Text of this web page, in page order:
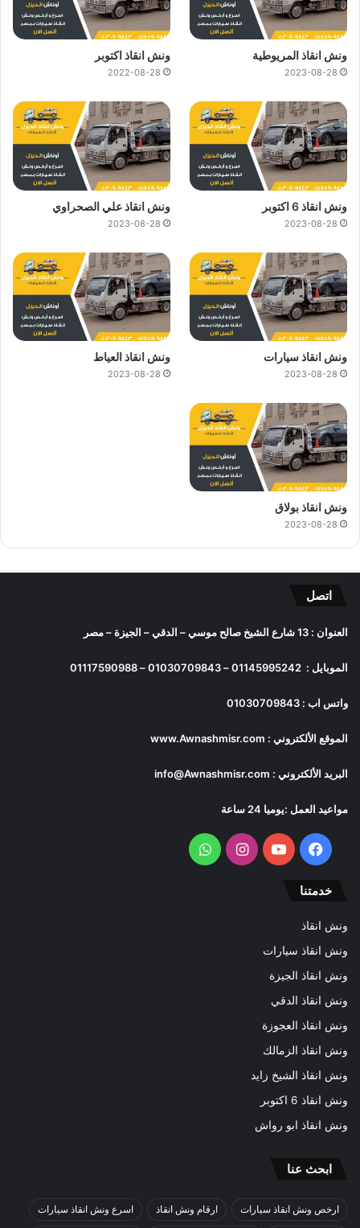
ونش انقاذ المريوطية
2023-08-28
ونش انقاذ اكتوبر
2022-08-28
ونش انقاذ 6 اكتوبر
2023-08-28
ونش انقاذ علي الصحراوي
2023-08-28
ونش انقاذ سيارات
2023-08-28
ونش انقاذ العياط
2023-08-28
ونش انقاذ بولاق
2023-08-28
اتصل
العنوان : 13 شارع الشيخ صالح موسي – الدقي – الجيزة – مصر
الموبايل : 01145995242
–
01030709843
–
01117590988
واتس اب : 01030709843
الموقع الألكتروني : www.Awnashmisr.com
البريد الألكتروني : info@Awnashmisr.com
مواعيد العمل :يوميا 24 ساعة
فيسبوكيوتيوب انستقرامواتساب
خدمتنا
ونش انقاذ
ونش انقاذ سيارات
ونش انقاذ الجيزة
ونش انقاذ الدقي
ونش انقاذ العجوزة
ونش انقاذ الزمالك
ونش انقاذ الشيخ زايد
ونش انقاذ 6 اكتوبر
ونش انقاذ ابو رواش
ابحث عنا
ارخص ونش انقاذ سيارات ارقام ونش انقاذ اسرع ونش انقاذ سيارات